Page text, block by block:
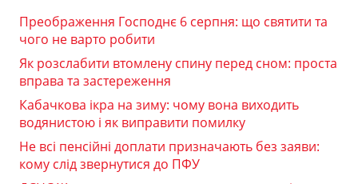
Преображення Господнє 6 серпня: що святити та
чого не варто робити
Як розслабити втомлену спину перед сном: проста
вправа та застереження
Кабачкова ікра на зиму: чому вона виходить
водянистою і як виправити помилку
Не всі пенсійні доплати призначають без заяви:
кому слід звернутися до ПФУ